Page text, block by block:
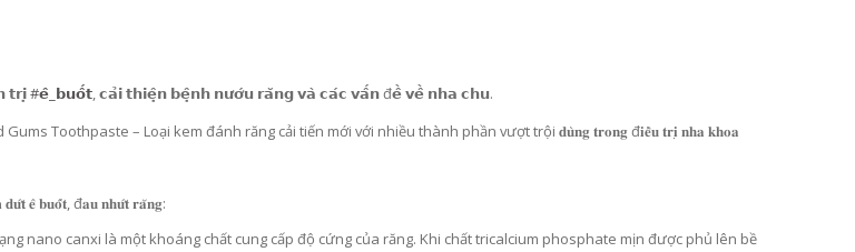
#𝗲̂_𝗯𝘂𝗼̂́𝘁, 𝗰𝗮̉𝗶 𝘁𝗵𝗶𝗲̣̂𝗻 𝗯𝗲̣̂𝗻𝗵 𝗻𝘂̛𝗼̛́𝘂 𝗿𝗮̆𝗻𝗴 𝘃𝗮̀ 𝗰𝗮́𝗰 𝘃𝗮̂́𝗻 đ𝗲̂̀ 𝘃𝗲̂̀ 𝗻𝗵𝗮 𝗰𝗵𝘂.
Toothpaste – Loại kem đánh răng cải tiến mới với nhiều thành phần vượt trội 𝐝𝐮̀𝐧𝐠 𝐭𝐫𝐨𝐧𝐠 đ𝐢𝐞̂̀𝐮 𝐭𝐫𝐢̣ 𝐧𝐡𝐚 𝐤𝐡𝐨𝐚
𝐞̂ 𝐛𝐮𝐨̂́𝐭, đ𝐚𝐮 𝐧𝐡𝐮̛́𝐭 𝐫𝐚̆𝐧𝐠:
dạng nano canxi là một khoáng chất cung cấp độ cứng của răng. Khi chất tricalcium phosphate mịn được phủ lên bề